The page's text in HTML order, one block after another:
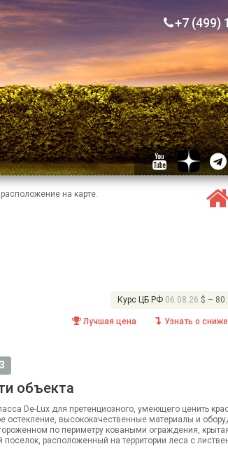
+7 (499)
на карте.
Курс ЦБ РФ 06.08.26 $ –
Лучшая цена Узнать о
объекта
De-Lux для претенциозного, умеющего ценить
остекление, высококачественные материалы и
по периметру коваными ограждения,
расположенный на территории леса с